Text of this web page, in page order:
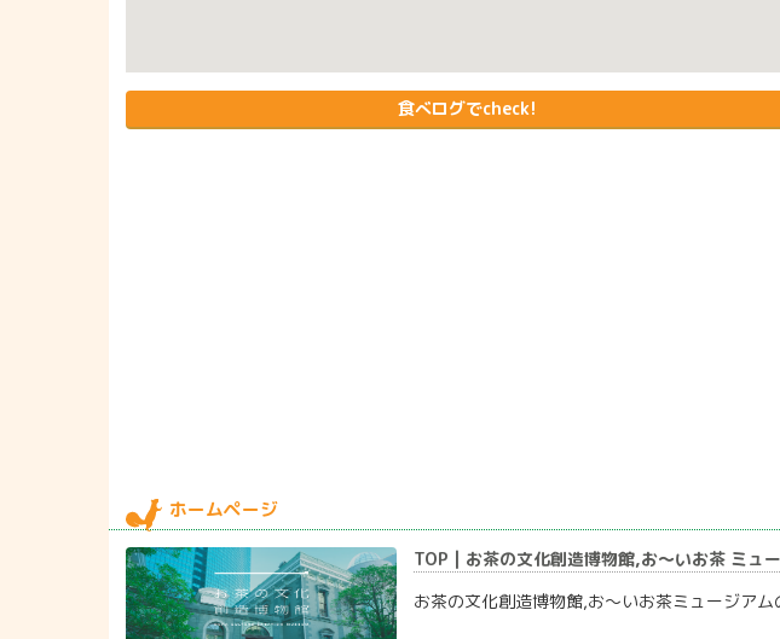
食べログでcheck!
ホームページ
TOP | お茶の文化創造博物館,お〜いお茶 ミュ
お茶の文化創造博物館,お〜いお茶ミュージア